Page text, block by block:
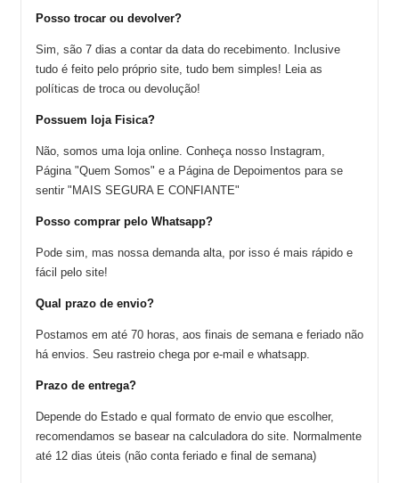
Posso trocar ou devolver?
Sim, são 7 dias a contar da data do recebimento. Inclusive
tudo é feito pelo próprio site, tudo bem simples! Leia as
políticas de troca ou devolução!
Possuem loja Fisica?
Não, somos uma loja online. Conheça nosso Instagram,
Página "Quem Somos" e a Página de Depoimentos para se
sentir "MAIS SEGURA E CONFIANTE"
Posso comprar pelo Whatsapp?
Pode sim, mas nossa demanda alta, por isso é mais rápido e
fácil pelo site!
Qual prazo de envio?
Postamos em até 70 horas, aos finais de semana e feriado não
há envios. Seu rastreio chega por e-mail e whatsapp.
Prazo de entrega?
Depende do Estado e qual formato de envio que escolher,
recomendamos se basear na calculadora do site. Normalmente
até 12 dias úteis (não conta feriado e final de semana)